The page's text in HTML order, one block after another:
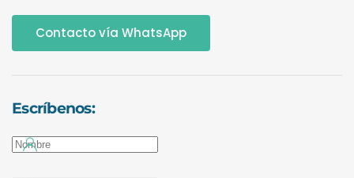
Contacto vía WhatsApp
Escríbenos: